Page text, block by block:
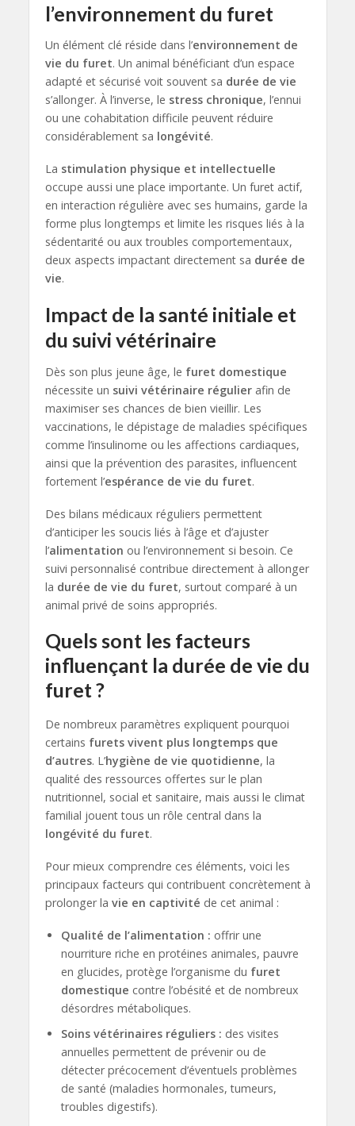
l’environnement du furet
Un élément clé réside dans l’environnement de
vie du furet. Un animal bénéficiant d’un espace
adapté et sécurisé voit souvent sa durée de vie
s’allonger. À l’inverse, le stress chronique, l’ennui
ou une cohabitation difficile peuvent réduire
considérablement sa longévité.
La stimulation physique et intellectuelle
occupe aussi une place importante. Un furet actif,
en interaction régulière avec ses humains, garde la
forme plus longtemps et limite les risques liés à la
sédentarité ou aux troubles comportementaux,
deux aspects impactant directement sa durée de
vie.
Impact de la santé initiale et
du suivi vétérinaire
Dès son plus jeune âge, le furet domestique
nécessite un suivi vétérinaire régulierafin de
maximiser ses chances de bien vieillir. Les
vaccinations, le dépistage de maladies spécifiques
comme l’insulinome ou les affections cardiaques,
ainsi que la prévention des parasites, influencent
fortement l’espérance de vie du furet.
Des bilans médicaux réguliers permettent
d’anticiper les soucis liés à l’âge et d’ajuster
l’alimentation ou l’environnement si besoin. Ce
suivi personnalisé contribue directement à allonger
la durée de vie du furet, surtout comparé à un
animal privé de soins appropriés.
Quels sont les facteurs
influençant la durée de vie du
furet ?
De nombreux paramètres expliquent pourquoi
certains furets vivent plus longtemps que
d’autres. L’hygiène de vie quotidienne, la
qualité des ressources offertes sur le plan
nutritionnel, social et sanitaire, mais aussi le climat
familial jouent tous un rôle central dans la
longévité du furet.
Pour mieux comprendre ces éléments, voici les
principaux facteurs qui contribuent concrètement à
prolonger la vie en captivité de cet animal :
Qualité de l’alimentation : offrir une
nourriture riche en protéines animales, pauvre
en glucides, protège l’organisme du furet
domestique contre l’obésité et de nombreux
désordres métaboliques.
Soins vétérinaires réguliers : des visites
annuelles permettent de prévenir ou de
détecter précocement d’éventuels problèmes
de santé (maladies hormonales, tumeurs,
troubles digestifs).